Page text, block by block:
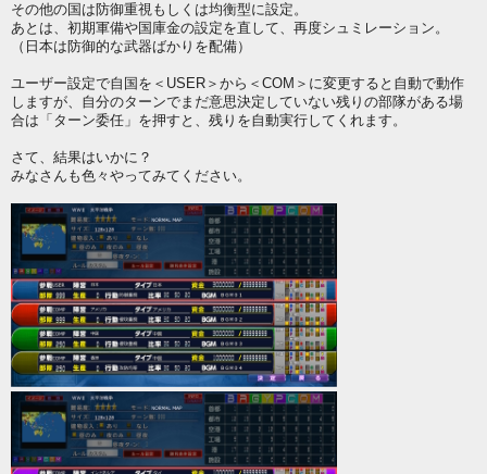
その他の国は防御重視もしくは均衡型に設定。
あとは、初期軍備や国庫金の設定を直して、再度シュミレーション。
（日本は防御的な武器ばかりを配備）
ユーザー設定で自国を＜USER＞から＜COM＞に変更すると自動で動作
しますが、自分のターンでまだ意思決定していない残りの部隊がある場
合は「ターン委任」を押すと、残りを自動実行してくれます。
さて、結果はいかに？
みなさんも色々やってみてください。